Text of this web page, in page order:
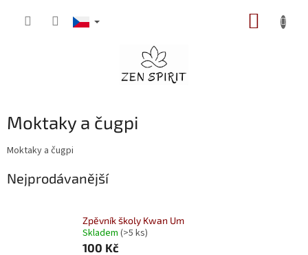
Moktaky a čugpi
Moktaky a čugpi
Nejprodávanější
Zpěvník školy Kwan Um
Skladem (>5 ks)
100 Kč